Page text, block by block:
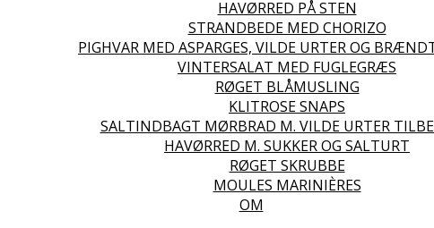
HAVØRRED PÅ STEN
STRANDBEDE MED CHORIZO
PIGHVAR MED ASPARGES, VILDE URTER OG
VINTERSALAT MED FUGLEGRÆS
RØGET BLÅMUSLING
KLITROSE SNAPS
SALTINDBAGT MØRBRAD M. VILDE URTER
HAVØRRED M. SUKKER OG SALTURT
RØGET SKRUBBE
MOULES MARINIÈRES
OM